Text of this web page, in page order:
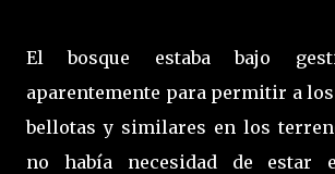
El bosque estaba bajo
aparentemente para permitir a
bellotas y similares en los
no había necesidad de estar